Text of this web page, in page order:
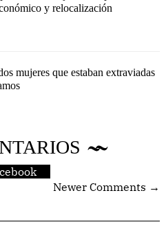
y relocalización
mujeres que estaban extraviadas
Newer Comments →